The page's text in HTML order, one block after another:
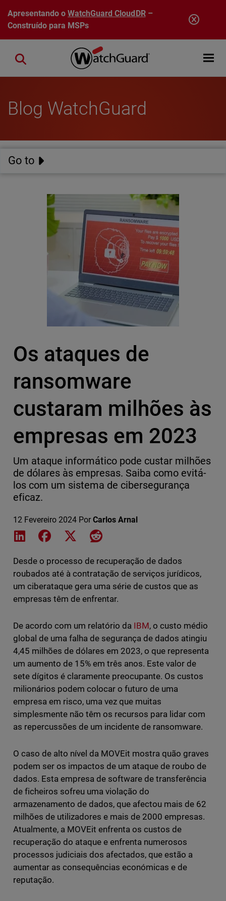
Pular para o conteúdo principal
Apresentando oWatchGuard CloudDR–
Construído para MSPs
Open
Close search
Blog WatchGuard
Go to
Os ataques de
ransomware
custaram milhões às
empresas em 2023
Um ataque informático pode custar milhões
de dólares às empresas. Saiba como evitá-
los com um sistema de cibersegurança
eficaz.
12 Fevereiro 2024 Por Carlos Arnal
Share on LinkedIn
Share on Facebook
Share on XShare on Reddit
Desde o processo de recuperação de dados
roubados até à contratação de serviços jurídicos,
um ciberataque gera uma série de custos que as
empresas têm de enfrentar.
De acordo com um relatório da IBM, o custo médio
global de uma falha de segurança de dados atingiu
4,45 milhões de dólares em 2023, o que representa
um aumento de 15% em três anos. Este valor de
sete dígitos é claramente preocupante. Os custos
milionários podem colocar o futuro de uma
empresa em risco, uma vez que muitas
simplesmente não têm os recursos para lidar com
as repercussões de um incidente de ransomware.
O caso de alto nível da MOVEit mostra quão graves
podem ser os impactos de um ataque de roubo de
dados. Esta empresa de software de transferência
de ficheiros sofreu uma violação do
armazenamento de dados, que afectou mais de 62
milhões de utilizadores e mais de 2000 empresas.
Atualmente, a MOVEit enfrenta os custos de
recuperação do ataque e enfrenta numerosos
processos judiciais dos afectados, que estão a
aumentar as consequências económicas e de
reputação.